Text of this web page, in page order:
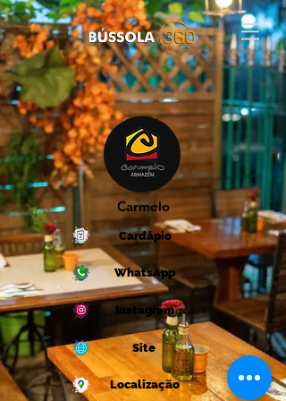
Carmelo
Cardápio
WhatsApp
Instagram
Site
Localização